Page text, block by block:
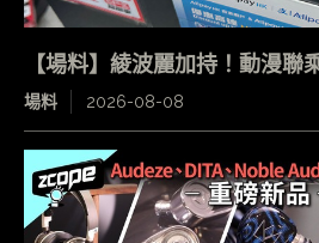
【場料】綾波麗加持！動漫聯
場料 2026-08-08